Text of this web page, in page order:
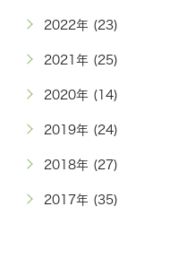
2022年 (23)
2021年 (25)
2020年 (14)
2019年 (24)
2018年 (27)
2017年 (35)